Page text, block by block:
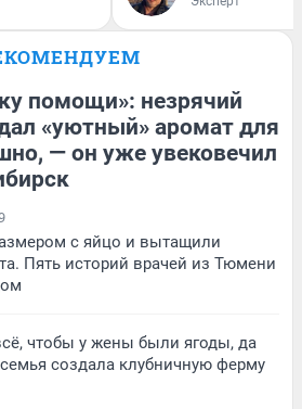
помощи»: незрячий
«уютный» аромат для
— он уже увековечил
с яйцо и вытащили
Пять историй врачей из Тюмени
чтобы у жены были ягоды, да
создала клубничную ферму